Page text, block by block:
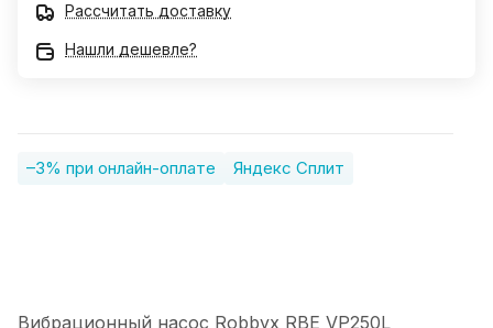
Рассчитать доставку
Нашли дешевле?
–3% при онлайн-оплате Яндекс Сплит
Вибрационный насос Robbyx RBE VP250L